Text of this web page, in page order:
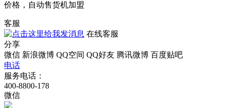
价格，自动售货机加盟
客服
在线客服
分享
微信 新浪微博 QQ空间 QQ好友 腾讯微博 百度贴吧
电话
服务电话：
400-8800-178
微信